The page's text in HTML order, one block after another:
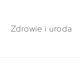
Zdrowie i uroda